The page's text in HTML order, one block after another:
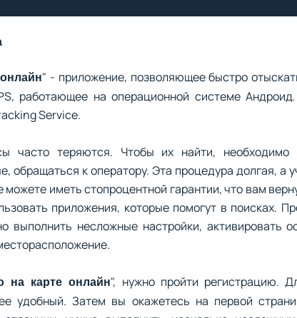
" - приложение, позволяющее быстро
работающее на операционной системе
Service.
часто теряются. Чтобы их найти, необходимо
обращаться к оператору. Эта процедура долгая, а
иметь стопроцентной гарантии, что вам
приложения, которые помогут в поисках.
выполнить несложные настройки, активировать
на карте онлайн", нужно пройти регистрацию.
удобный. Затем вы окажетесь на первой